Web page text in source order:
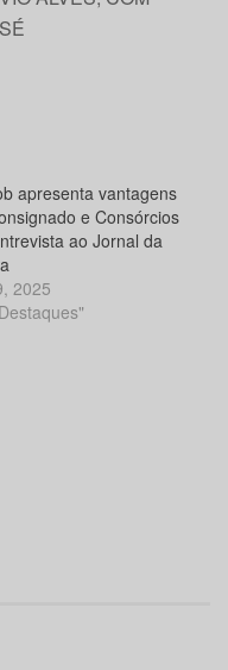
apresenta vantagens
e Consórcios
ao Jornal da
2025